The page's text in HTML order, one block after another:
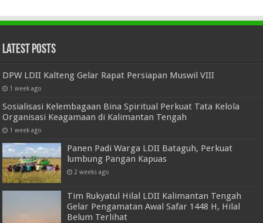
Latest Posts
DPW LDII Kalteng Gelar Rapat Persiapan Muswil VIII
1 week ago
Sosialisasi Kelembagaan Bina Spiritual Perkuat Tata Kelola
Organisasi Keagamaan di Kalimantan Tengah
1 week ago
Panen Padi Warga LDII Bataguh, Perkuat
lumbung Pangan Kapuas
2 weeks ago
Tim Rukyatul Hilal LDII Kalimantan Tengah
Gelar Pengamatan Awal Safar 1448 H, Hilal
Belum Terlihat